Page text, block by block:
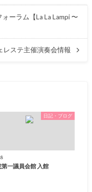
ーラム【La La Lampi 〜
ステ主催演奏会情報
日記・ブログ
一議員会館 入館